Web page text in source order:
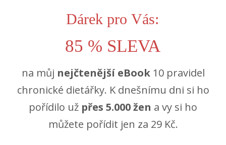
Dárek pro Vás:
85 % SLEVA
na můj nejčtenější eBook10 pravidel
chronické dietářky. K dnešnímu dni si ho
pořídilo už přes 5.000 žen a vy si ho
můžete pořídit jen za 29 Kč.